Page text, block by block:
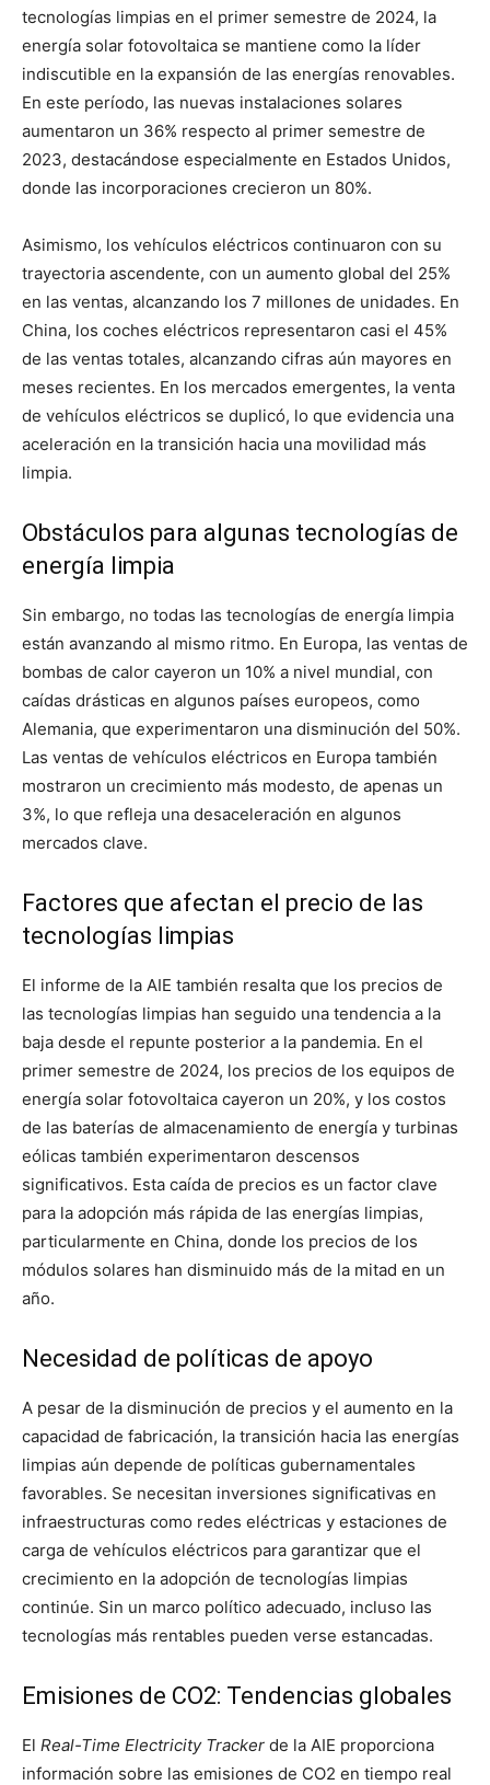
tecnologías limpias en el primer semestre de 2024, la
energía solar fotovoltaica se mantiene como la líder
indiscutible en la expansión de las energías renovables.
En este período, las nuevas instalaciones solares
aumentaron un 36% respecto al primer semestre de
2023, destacándose especialmente en Estados Unidos,
donde las incorporaciones crecieron un 80%.
Asimismo, los vehículos eléctricos continuaron con su
trayectoria ascendente, con un aumento global del 25%
en las ventas, alcanzando los 7 millones de unidades. En
China, los coches eléctricos representaron casi el 45%
de las ventas totales, alcanzando cifras aún mayores en
meses recientes. En los mercados emergentes, la venta
de vehículos eléctricos se duplicó, lo que evidencia una
aceleración en la transición hacia una movilidad más
limpia.
Obstáculos para algunas tecnologías de
energía limpia
Sin embargo, no todas las tecnologías de energía limpia
están avanzando al mismo ritmo. En Europa, las ventas de
bombas de calor cayeron un 10% a nivel mundial, con
caídas drásticas en algunos países europeos, como
Alemania, que experimentaron una disminución del 50%.
Las ventas de vehículos eléctricos en Europa también
mostraron un crecimiento más modesto, de apenas un
3%, lo que refleja una desaceleración en algunos
mercados clave.
Factores que afectan el precio de las
tecnologías limpias
El informe de la AIE también resalta que los precios de
las tecnologías limpias han seguido una tendencia a la
baja desde el repunte posterior a la pandemia. En el
primer semestre de 2024, los precios de los equipos de
energía solar fotovoltaica cayeron un 20%, y los costos
de las baterías de almacenamiento de energía y turbinas
eólicas también experimentaron descensos
significativos. Esta caída de precios es un factor clave
para la adopción más rápida de las energías limpias,
particularmente en China, donde los precios de los
módulos solares han disminuido más de la mitad en un
año.
Necesidad de políticas de apoyo
A pesar de la disminución de precios y el aumento en la
capacidad de fabricación, la transición hacia las energías
limpias aún depende de políticas gubernamentales
favorables. Se necesitan inversiones significativas en
infraestructuras como redes eléctricas y estaciones de
carga de vehículos eléctricos para garantizar que el
crecimiento en la adopción de tecnologías limpias
continúe. Sin un marco político adecuado, incluso las
tecnologías más rentables pueden verse estancadas.
Emisiones de CO2: Tendencias globales
El Real-Time Electricity Tracker de la AIE proporciona
información sobre las emisiones de CO2 en tiempo real